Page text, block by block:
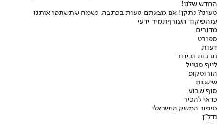
החדש שלנו!
טעינו? נתקן! אם מצאתם טעות בכתבה, נשמח שתשתפו אותנו
עזהפיקוד העורףתמיר ידעי
מדורים
ספורט
דעות
תרבות ובידור
לייף סטייל
הורוסקופ
שישבת
סוף שבוע
כדאי להכיר
סיפור המשק הישראלי
נדל"ן